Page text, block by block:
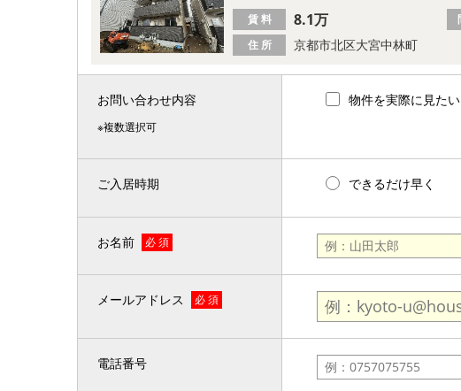
住 所 京都市北区大宮中林町
賃 料 8.1万
お問い合わせ内容
※複数選択可
物件を実際に見たい
ご入居時期 できるだけ早く
お名前 必 須
メールアドレス 必 須
電話番号